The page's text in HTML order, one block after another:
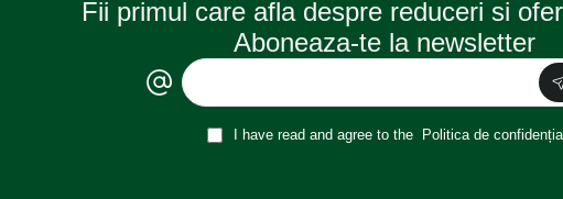
Fii primul care afla despre reduceri si
Aboneaza-te la newsletter
I have read and agree to the Politica de